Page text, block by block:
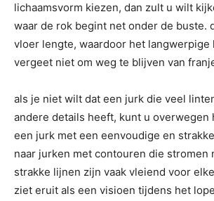
lichaamsvorm kiezen, dan zult u wilt
waar de rok begint net onder de buste.
vloer lengte, waardoor het langwerpige
vergeet niet om weg te blijven van
als je niet wilt dat een jurk die veel
andere details heeft, kunt u overwegen
een jurk met een eenvoudige en
naar jurken met contouren die stromen
strakke lijnen zijn vaak vleiend voor
ziet eruit als een visioen tijdens het